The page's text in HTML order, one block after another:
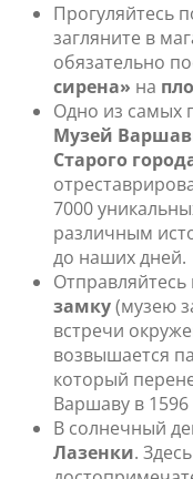
Прогуляйтесь
загляните в
обязательно
сирена» на
Одно из самых
Музей
Старого
7000
различным
до наших дней.
Отправляйтесь
замку(музею
встречи
возвышается
который
Варшаву в 1596
В солнечный
Лазенки.